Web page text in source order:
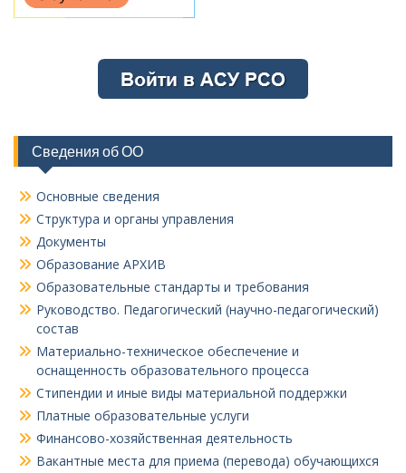
Сведения об ОО
Основные сведения
Структура и органы управления
Документы
Образование АРХИВ
Образовательные стандарты и требования
Руководство. Педагогический (научно-педагогический)
состав
Материально-техническое обеспечение и
оснащенность образовательного процесса
Стипендии и иные виды материальной поддержки
Платные образовательные услуги
Финансово-хозяйственная деятельность
Вакантные места для приема (перевода) обучающихся